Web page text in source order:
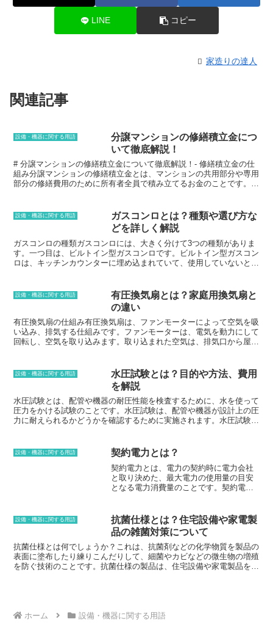
LINE コピー
家造りの達人
関連記事
設備・機器に関する用語
分譲マンションの修繕積立金につ
いて徹底解説！
# 分譲マンションの修繕積立金について徹底解説！- 修繕積立金の仕
組み分譲マンションの修繕積立金とは、マンションの共用部分や専用
部分の修繕費用のために所有者全員で積み立てるお金のことです。マ
画などによって異なります。修繕積立金は、マンションの管理組合が
管理し、マンションの共用部分や専用部分の修繕が必要になったとき
に、その費用として使われます。修繕積立金の額は、マンションの管
理組合が定めた修繕計画に基づいて決まります。修繕計画は、マンシ
ョンの築年数や劣化具合などを考慮して立てられ、その計画に基づい
て、修繕積立金の額が決められます。修繕積立金の額は、マンション
設備・機器に関する用語
ガスコンロとは？種類や選び方な
どを詳しく解説
ガスコンロの種類ガスコンロには、大きく分けて3つの種類がありま
す。一つ目は、ビルトイン型ガスコンロです。ビルトイン型ガスコン
ロは、キッチンカウンターに埋め込まれていて、使用していないとき
が強く、料理が早くできるというメリットもあります。二つ目は、据
え置き型ガスコンロです。据え置き型ガスコンロは、キッチンカウン
ターの上に置くタイプのガスコンロです。据え置き型ガスコンロは、
ビルトイン型ガスコンロよりも価格が安く、設置が簡単というメリッ
トがあります。また、火力が強く、料理が早くできるというメリット
もあります。三つ目は、卓上型ガスコンロです。卓上型ガスコンロ
型ガスコンロは、価格が安く、持ち運びが簡単というメリットがあり
ます。しかし、火力が弱く、料理が時間がかかるというデメリットも
設備・機器に関する用語
有圧換気扇とは？家庭用換気扇と
の違い
有圧換気扇の仕組み有圧換気扇は、ファンモーターによって空気を吸
い込み、排気する仕組みです。ファンモーターは、電気を動力にして
回転し、空気を取り込みます。取り込まれた空気は、排気口から屋外
で、屋内の空気を新鮮に保ち、快適な生活空間を実現することができ
ます。また、有圧換気扇は、家庭用換気扇とは異なり、屋外に排出さ
れる空気の量を調整することができます。屋外に排出される空気の量
を調整することで、屋内の空気の圧力を調整することができます。屋
内の空気の圧力を調整することで、屋内の空気を新鮮に保ち、快適な
生活空間を実現することができます。
設備・機器に関する用語
水圧試験とは？目的や方法、費用
を解説
水圧試験とは、配管や機器の耐圧性能を検査するために、水を使って
圧力をかける試験のことです。水圧試験は、配管や機器が設計上の圧
力に耐えられるかどうかを確認するために実施されます。水圧試験
するために重要な試験です。
設備・機器に関する用語 契約電力とは？
契約電力とは、電力の契約時に電力会社
と取り決めた、最大電力の使用量の目安
となる電力消費量のことです。契約電力
負荷率などを踏まえて決定します。電気
を使用する機器の消費電力や使用状況を
検討し、将来的な電気使用量の増加にも
対応できるよう、余裕を持った契約電力
の設定が大切です。契約電力を超えた電
気を使用すると、超過電流が流れてブレ
消費している場合は、120kwか150kwなど
設備・機器に関する用語
抗菌仕様とは？住宅設備や家電製
品の雑菌対策について
抗菌仕様とは何でしょうか？これは、抗菌剤などの化学物質を製品の
表面に塗布したり練りこんだりして、細菌やカビなどの微生物の増殖
を防ぐ技術のことです。抗菌仕様の製品は、住宅設備や家電製品をは
品を使うことで、細菌やカビによる感染症のリスクを低減し、健康を
ホーム 設備・機器に関する用語